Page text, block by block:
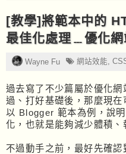
[教學]將範本中的
最佳化處理﹍優化
Wayne Fu 網站效能,
過去寫了不少篇屬於優化
過、打好基礎後，那麼現
以 Blogger 範本為例，說
化，也就是能夠減少體積、
不過動手之前，最好先確